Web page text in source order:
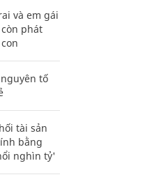
và em gái
phát
tố
tài sản
bằng
nghìn tỷ'